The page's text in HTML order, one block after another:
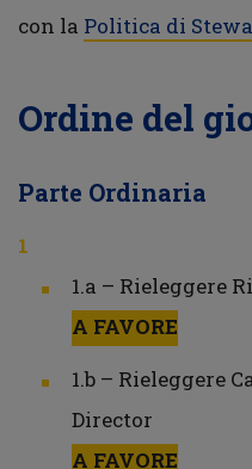
con la Politica di
Ordine del
Parte Ordinaria
1.a – Rieleggere
A FAVORE
1.b – Rieleggere
Director
A FAVORE